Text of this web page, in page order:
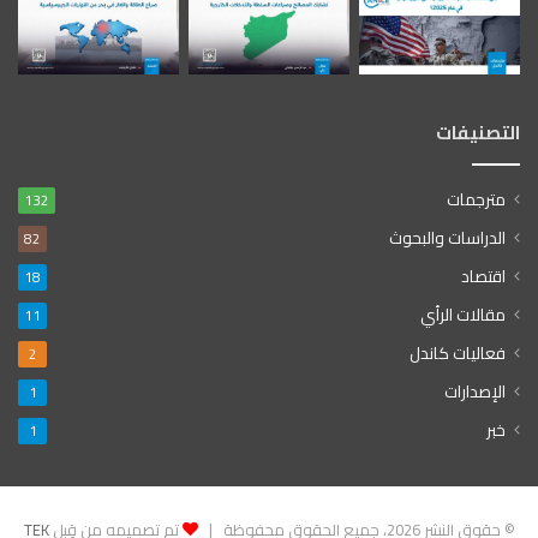
التصنيفات
مترجمات 132
الدراسات والبحوث 82
اقتصاد 18
مقالات الرأي 11
فعاليات كاندل 2
الإصدارات 1
خبر 1
© حقوق النشر 2026، جميع الحقوق محفوظة | تم تصميمه من قِبلTEK